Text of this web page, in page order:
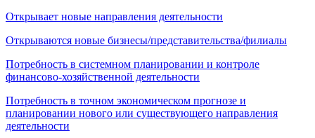
Открывает новые направления деятельности
Открываются новые бизнесы/представительства/филиалы
Потребность в системном планировании и контроле
финансово-хозяйственной деятельности
Потребность в точном экономическом прогнозе и
планировании нового или существующего направления
деятельности